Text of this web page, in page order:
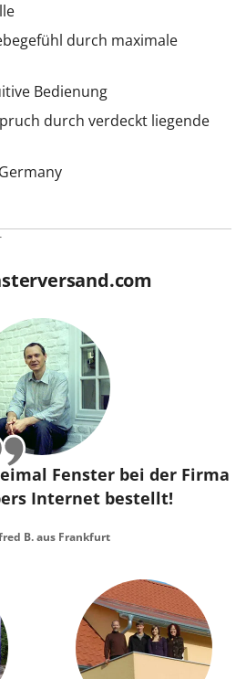
durch maximale
Bedienung
durch verdeckt liegende
Fenster bei der Firma
Internet bestellt!
B. aus Frankfurt